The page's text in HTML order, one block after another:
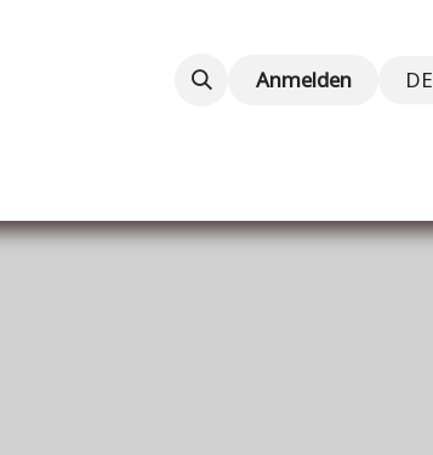
Kontaktieren Sie uns
Anmelden DE